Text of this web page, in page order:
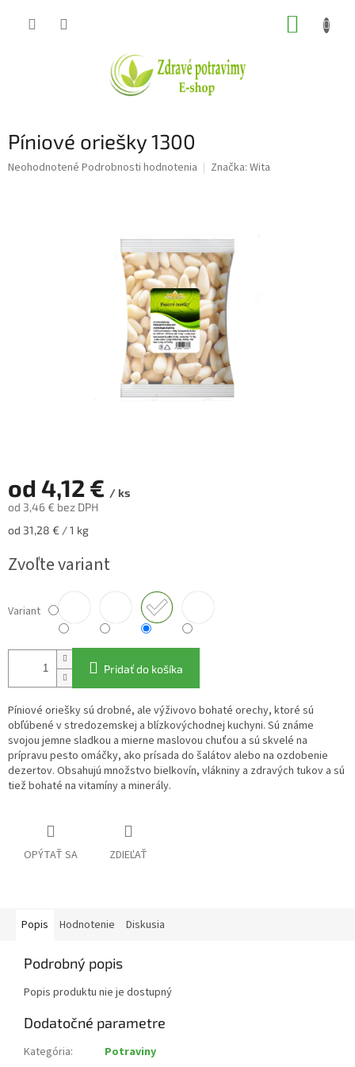
Píniové oriešky 1300
Priemerné
Neohodnotené Podrobnosti hodnotenia Značka: Wita
od 4,12 € / ks
od 3,46 € bez DPH
Jednotková
od 31,28 € / 1 kg
Zvoľte variant
Variant
Pridať do košíka
Píniové oriešky sú drobné, ale výživovo bohaté orechy, ktoré sú
obľúbené v stredozemskej a blízkovýchodnej kuchyni. Sú známe
svojou jemne sladkou a mierne maslovou chuťou a sú skvelé na
prípravu pesto omáčky, ako prísada do šalátov alebo na ozdobenie
dezertov. Obsahujú množstvo bielkovín, vlákniny a zdravých tukov a sú
tiež bohaté na vitamíny a minerály.
OPÝTAŤ SA ZDIEĽAŤ
Popis Hodnotenie Diskusia
Podrobný popis
Popis produktu nie je dostupný
Dodatočné parametre
Kategória:
Potraviny